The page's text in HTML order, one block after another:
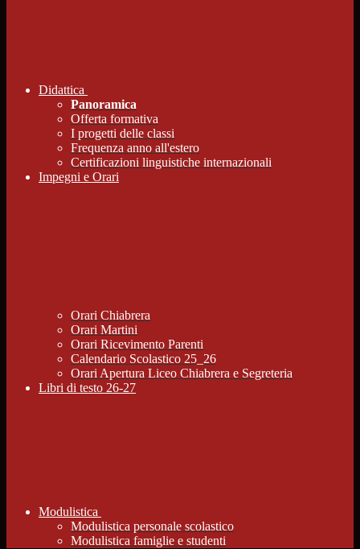
Didattica
Panoramica
Offerta formativa
I progetti delle classi
Frequenza anno all'estero
Certificazioni linguistiche internazionali
Impegni e Orari
Orari Chiabrera
Orari Martini
Orari Ricevimento Parenti
Calendario Scolastico 25_26
Orari Apertura Liceo Chiabrera e Segreteria
Libri di testo 26-27
Modulistica
Modulistica personale scolastico
Modulistica famiglie e studenti